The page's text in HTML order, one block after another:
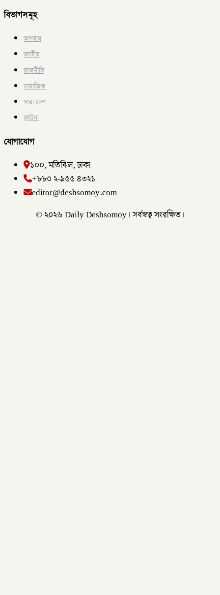
বিভাগসমূহ
অপরাধ
জাতীয়
রাজনীতি
সামাজিক
সারা দেশ
দুর্ঘটনা
যোগাযোগ
১০০, মতিঝিল, ঢাকা
+৮৮০ ২-৯৫৫ ৪৩২১
editor@deshsomoy.com
© ২০২৬ Daily Deshsomoy। সর্বস্বত্ব সংরক্ষিত।